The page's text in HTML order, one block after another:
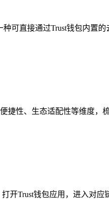
可直接通过Trust钱包内置的
捷性、生态适配性等维度，
开Trust钱包应用，进入对应